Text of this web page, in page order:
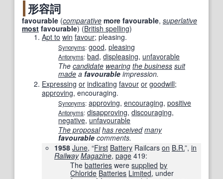
形容詞
favourable (comparative more favourable, superlative
most favourable) (British spelling)
Apt to win favour; pleasing.
Synonyms: good, pleasing
Antonyms: bad, displeasing, unfavorable
The candidate wearing the business suit
made a favourable impression.
Expressing or indicating favour or goodwill;
approving, encouraging.
Synonyms: approving, encouraging, positive
Antonyms: disapproving, discouraging,
negative, unfavourable
The proposal has received many
favourable comments.
1958 June, “First Battery Railcars on B.R.”, in
Railway Magazine, page 419:
Thebatteries weresupplied by
Chloride Batteries Limited, under